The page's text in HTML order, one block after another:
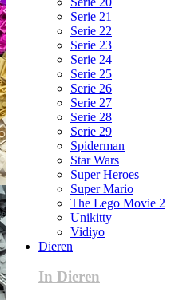
Serie 21
Serie 22
Serie 23
Serie 24
Serie 25
Serie 26
Serie 27
Serie 28
Serie 29
Spiderman
Star Wars
Super Heroes
Super Mario
The Lego Movie 2
Unikitty
Vidiyo
Dieren
In Dieren